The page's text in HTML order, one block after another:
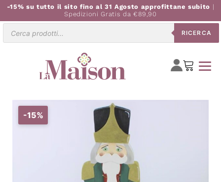
-15% su tutto il sito fino al 31 Agosto approfittane subito |
Spedizioni Gratis da €89,90
RICERCA
-15%